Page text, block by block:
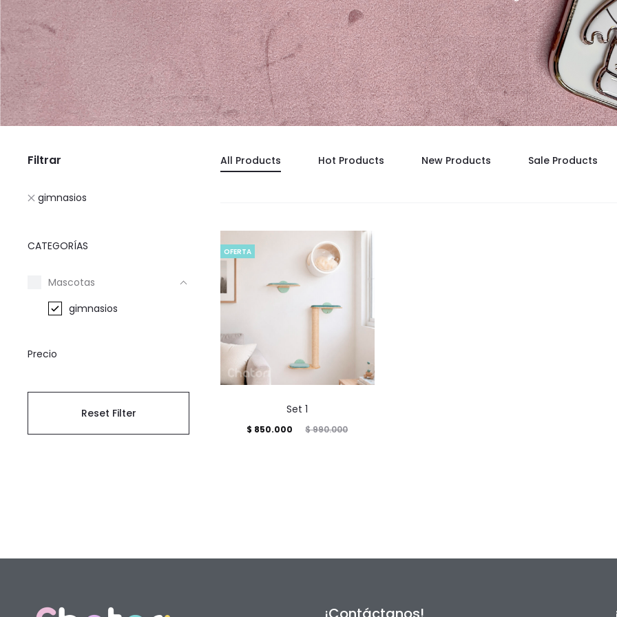
All Products Hot Products New Products Sale Products
OFERTA
Set 1
$990.000
$ 850.000
Filtrar
gimnasios
CATEGORÍAS
Mascotas
gimnasios
Precio
Reset Filter